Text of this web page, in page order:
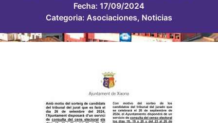
Fecha: 17/09/2024
Categoria: Asociaciones, Noticias